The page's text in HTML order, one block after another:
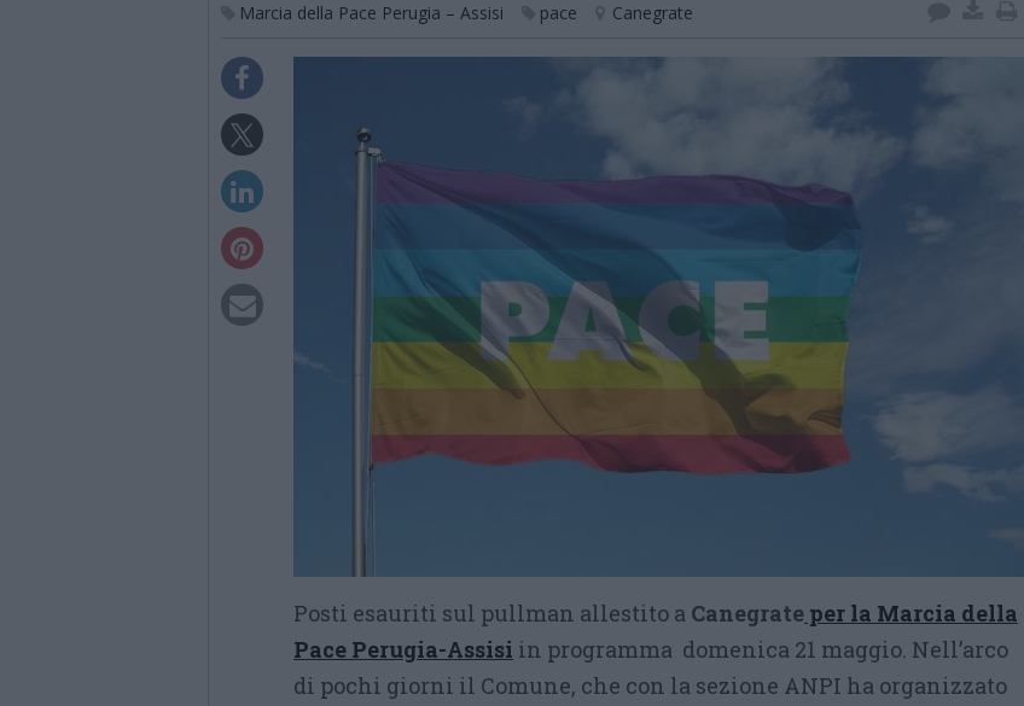
Marcia della Pace Perugia – Assisi pace Canegrate
Posti esauriti sul pullman allestito a Canegrate per la Marcia della
Pace Perugia-Assisi in programma domenica 21 maggio. Nell’arco
di pochi giorni il Comune, che con la sezione ANPI ha organizzato
Gli Ambulanti di Forte dei Marmi® ...